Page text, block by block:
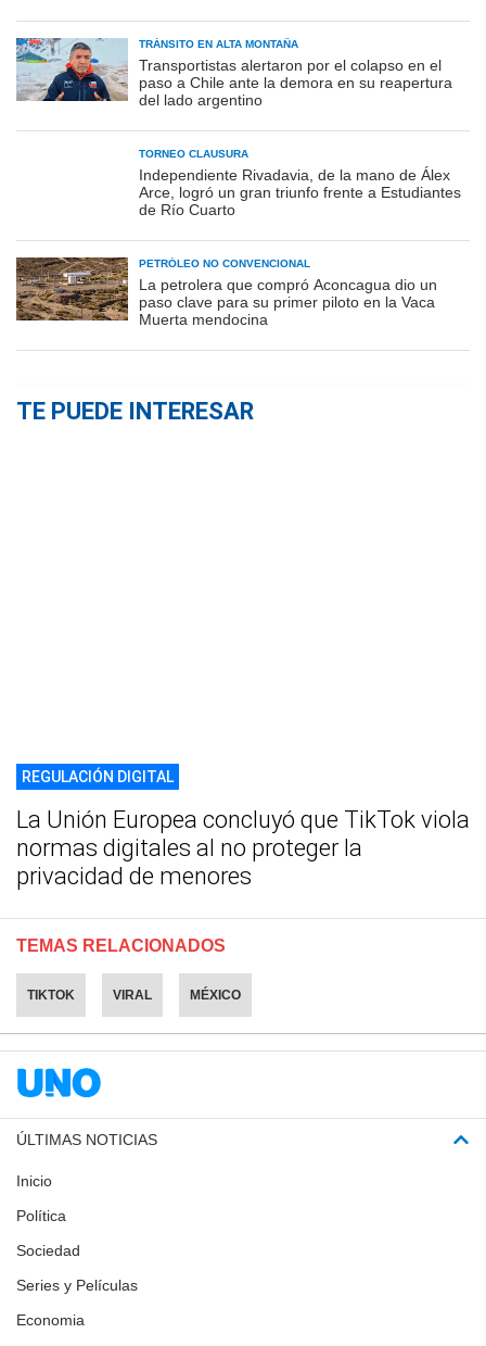
TRÁNSITO EN ALTA MONTAÑA
Transportistas alertaron por el colapso en el
paso a Chile ante la demora en su reapertura
del lado argentino
TORNEO CLAUSURA
Independiente Rivadavia, de la mano de Álex
Arce, logró un gran triunfo frente a Estudiantes
de Río Cuarto
PETRÓLEO NO CONVENCIONAL
La petrolera que compró Aconcagua dio un
paso clave para su primer piloto en la Vaca
Muerta mendocina
TE PUEDE INTERESAR
REGULACIÓN DIGITAL
La Unión Europea concluyó que TikTok viola
normas digitales al no proteger la
privacidad de menores
TEMAS RELACIONADOS
TIKTOK VIRAL MÉXICO
ÚLTIMAS NOTICIAS
Inicio
Política
Sociedad
Series y Películas
Economia